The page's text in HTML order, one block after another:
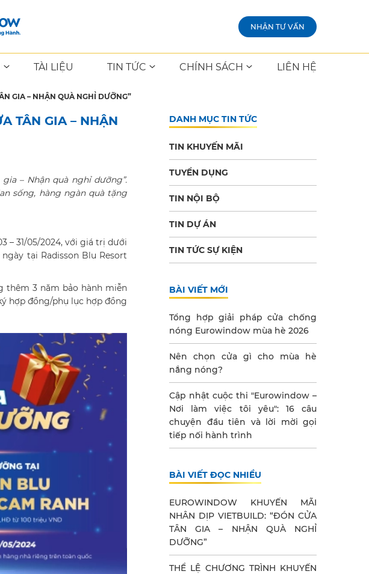
NHẬN TƯ VẤN
TÀI LIỆU TIN TỨC CHÍNH SÁCH LIÊN HỆ
GIA – NHẬN QUÀ NGHỈ DƯỠNG”
TÂN GIA – NHẬN
– Nhận quà nghỉ dưỡng”.
sống, hàng ngàn quà tặng
– 31/05/2024, với giá trị dưới
tại Radisson Blu Resort
thêm 3 năm bảo hành miễn
hợp đồng/phụ lục hợp đồng
DANH MỤC TIN TỨC
TIN KHUYẾN MÃI
TUYỂN DỤNG
TIN NỘI BỘ
TIN DỰ ÁN
TIN TỨC SỰ KIỆN
BÀI VIẾT MỚI
Tổng hợp giải pháp cửa chống
nóng Eurowindow mùa hè 2026
Nên chọn cửa gì cho mùa hè
nắng nóng?
Cập nhật cuộc thi "Eurowindow –
Nơi làm việc tôi yêu": 16 câu
chuyện đầu tiên và lời mời gọi
tiếp nối hành trình
BÀI VIẾT ĐỌC NHIỀU
EUROWINDOW KHUYẾN MÃI
NHÂN DỊP VIETBUILD: “ĐÓN CỬA
TÂN GIA – NHẬN QUÀ NGHỈ
DƯỠNG”
THỂ LỆ CHƯƠNG TRÌNH KHUYẾN